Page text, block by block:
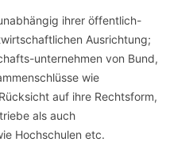
ihrer öffentlich-
Ausrichtung;
unternehmen von Bund,
wie
auf ihre Rechtsform,
als auch
Hochschulen etc.